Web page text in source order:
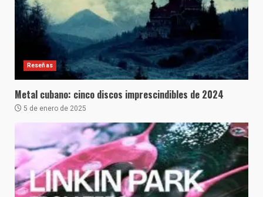
Reseñas
Metal cubano: cinco discos imprescindibles de 2024
5 de enero de 2025